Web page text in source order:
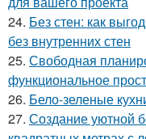
24. Без стен: как
без внутренних стен
25. Свободная
функциональное
26. Бело-зеленые
27. Создание уютной